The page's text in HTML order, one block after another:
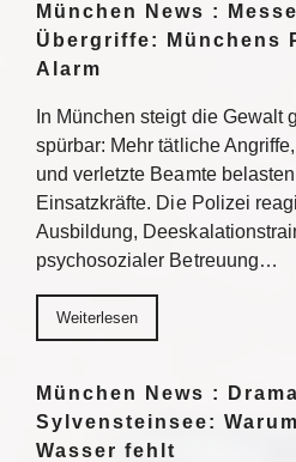
München News :
Übergriffe: Münchens
Alarm
In München steigt die Gewalt
spürbar: Mehr tätliche
und verletzte Beamte
Einsatzkräfte. Die Polizei
Ausbildung,
psychosozialer Betreuung…
Weiterlesen
München News :
Sylvensteinsee:
Wasser fehlt